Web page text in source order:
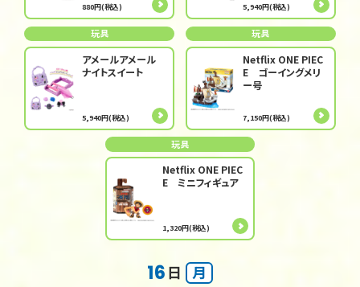
880円(税込) 5,940円(税込)
玩具
アメールアメール
ナイトスイート
5,940円(税込)
玩具
Netflix ONE PIEC
E ゴーイングメリ
ー号
7,150円(税込)
玩具
Netflix ONE PIEC
E ミニフィギュア
1,320円(税込)
16日 月